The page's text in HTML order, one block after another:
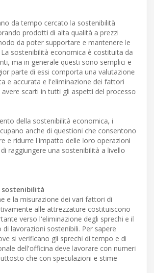
da tempo cercato la sostenibilità
prodotti di alta qualità a prezzi
da poter supportare e mantenere le
sostenibilità economica è costituita da
ma in generale questi sono semplici e
parte di essi comporta una valutazione
e accurata e l'eliminazione dei fattori
scarti in tutti gli aspetti del processo
della sostenibilità economica, i
anche di questioni che consentono
e ridurre l'impatto delle loro operazioni
raggiungere una sostenibilità a livello
sostenibilità
e la misurazione dei vari fattori di
alle attrezzature costituiscono
verso l'eliminazione degli sprechi e il
lavorazioni sostenibili. Per sapere
si verificano gli sprechi di tempo e di
dell'officina deve lavorare con numeri
che con speculazioni e stime